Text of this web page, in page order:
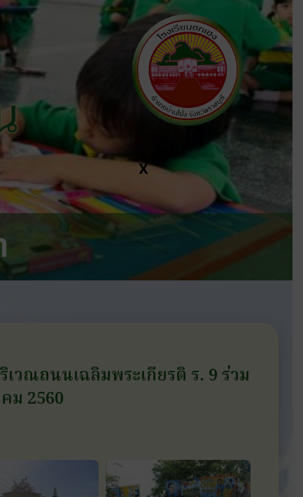
วณถนนเฉลิมพระเกียรติ ร. 9 ร่วม
ม 2560
X